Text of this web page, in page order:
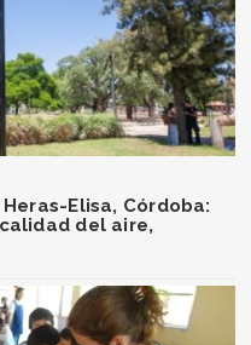
Elisa, Córdoba:
del aire,